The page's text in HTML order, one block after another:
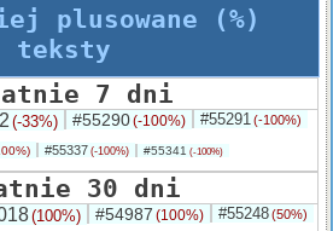
plusowane (%)
teksty
7 dni
(-33%) #55290(-100%) #55291(-100%)
#55337 (-100%) #55341 (-100%)
30 dni
(100%) #54987 (100%) #55248(50%)